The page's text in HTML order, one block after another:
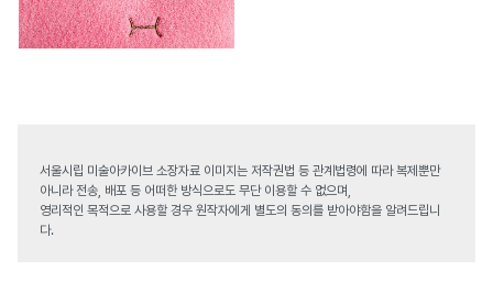
서울시립 미술아카이브 소장자료 이미지는 저작권법 등 관계법령에 따라 복제뿐만
아니라 전송, 배포 등 어떠한 방식으로도 무단 이용할 수 없으며,
영리적인 목적으로 사용할 경우 원작자에게 별도의 동의를 받아야함을 알려드립니
다.